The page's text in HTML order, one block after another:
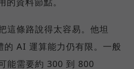
這條路說得太容易。他坦
的 AI 運算能力仍有限。一般
能需要約 300 到 800